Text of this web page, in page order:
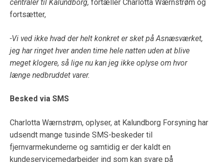
centraler til Kalundborg, fortæller Charlotta Wærnstrøm og
fortsætter,
-Vi ved ikke hvad der helt konkret er sket på Asnæsværket,
jeg har ringet hver anden time hele natten uden at blive
meget klogere, så lige nu kan jeg ikke oplyse om hvor
længe nedbruddet varer.
Besked via SMS
Charlotta Wærnstrøm, oplyser, at Kalundborg Forsyning har
udsendt mange tusinde SMS-beskeder til
fjernvarmekunderne og samtidig er der kaldt en
kundeservicemedarbejder ind som kan svare på